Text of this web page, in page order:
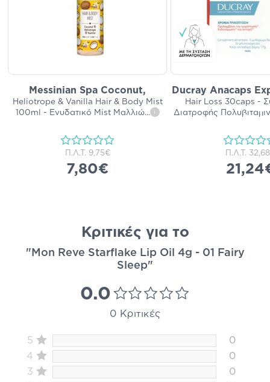
Messinian Spa Coconut,
Heliotrope & Vanilla Hair & Body Mist
100ml - Ενυδατικό Mist Μαλλιώ... i
Π.Λ.Τ. 9,75€
7,80€
Ducray Anacaps
Hair Loss 30caps -
Διατροφής
Π.Λ.Τ.
Κριτικές για το
"Mon Reve Starflake Lip Oil 4g - 01 Fairy
Sleep"
0.0
0 Κριτικές
5
0
4
0
3
0